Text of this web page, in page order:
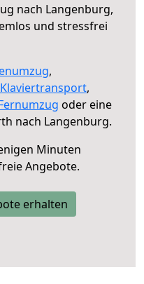
nach Langenburg,
und stressfrei
,
Klaviertransport,
oder eine
nach Langenburg.
Minuten
Angebote.
erhalten